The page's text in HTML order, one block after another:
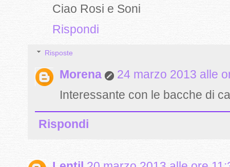
Ciao Rosi e Soni
Rispondi
Risposte
Morena
24 marzo 2013 alle
Interessante con le bacche di
Rispondi